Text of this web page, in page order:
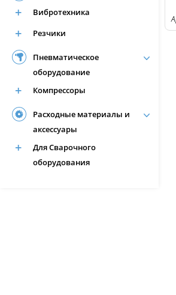
Вибротехника
Резчики
Пневматическое
оборудование
Компрессоры
Расходные материалы и
аксессуары
Для Сварочного
оборудования